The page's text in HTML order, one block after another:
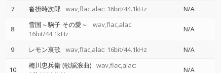
7
沓掛時次郎 wav,flac,alac: 16bit/44.1kHz N/A
8 雪国～駒子 その愛～
wav,flac,alac:
16bit/44.1kHz
N/A
9 レモン哀歌 wav,flac,alac: 16bit/44.1kHz N/A
10 梅川忠兵衛 (歌謡浪曲) wav,flac,alac:
N/A